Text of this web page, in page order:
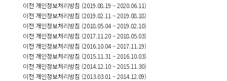
이전 개인정보처리방침 (2019.08.19 ~ 2020.06.11)
이전 개인정보처리방침 (2019.02.11 ~ 2019.08.18)
이전 개인정보처리방침 (2018.05.04 ~ 2019.02.10)
이전 개인정보처리방침 (2017.11.20 ~ 2018.05.03)
이전 개인정보처리방침 (2016.10.04 ~ 2017.11.19)
이전 개인정보처리방침 (2015.11.31 ~ 2016.10.03)
이전 개인정보처리방침 (2014.12.10 ~ 2015.11.30)
이전 개인정보처리방침 (2013.03.01 ~ 2014.12.09)